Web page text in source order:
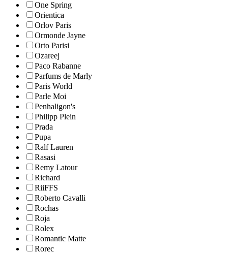
One Spring
Orientica
Orlov Paris
Ormonde Jayne
Orto Parisi
Ozareej
Paco Rabanne
Parfums de Marly
Paris World
Parle Moi
Penhaligon's
Philipp Plein
Prada
Pupa
Ralf Lauren
Rasasi
Remy Latour
Richard
RiiFFS
Roberto Cavalli
Rochas
Roja
Rolex
Romantic Matte
Rorec